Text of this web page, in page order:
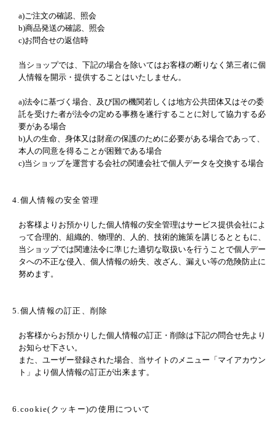
a)ご注文の確認、照会
b)商品発送の確認、照会
c)お問合せの返信時
当ショップでは、下記の場合を除いてはお客様の断りなく第三者に個
人情報を開示・提供することはいたしません。
a)法令に基づく場合、及び国の機関若しくは地方公共団体又はその委
託を受けた者が法令の定める事務を遂行することに対して協力する必
要がある場合
b)人の生命、身体又は財産の保護のために必要がある場合であって、
本人の同意を得ることが困難である場合
c)当ショップを運営する会社の関連会社で個人データを交換する場合
4.個人情報の安全管理
お客様よりお預かりした個人情報の安全管理はサービス提供会社によ
って合理的、組織的、物理的、人的、技術的施策を講じるとともに、
当ショップでは関連法令に準じた適切な取扱いを行うことで個人デー
タへの不正な侵入、個人情報の紛失、改ざん、漏えい等の危険防止に
努めます。
5.個人情報の訂正、削除
お客様からお預かりした個人情報の訂正・削除は下記の問合せ先より
お知らせ下さい。
また、ユーザー登録された場合、当サイトのメニュー「マイアカウン
ト」より個人情報の訂正が出来ます。
6.cookie(クッキー)の使用について